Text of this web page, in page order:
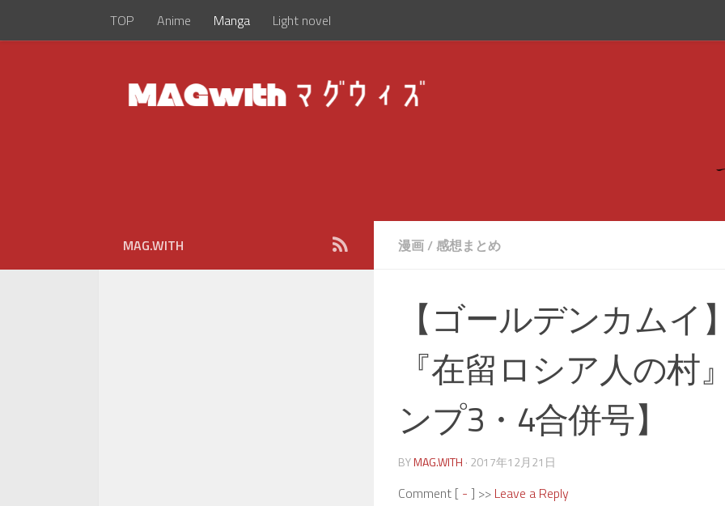
TOP Anime Manga Light novel
漫画/感想まとめ
【ゴールデンカムイ
『在留ロシア人の村
ンプ3・4合併号】
BYMAG.WITH · 2017年12月21日
Comment [ - ] >> Leave a Reply
MAG.WITH